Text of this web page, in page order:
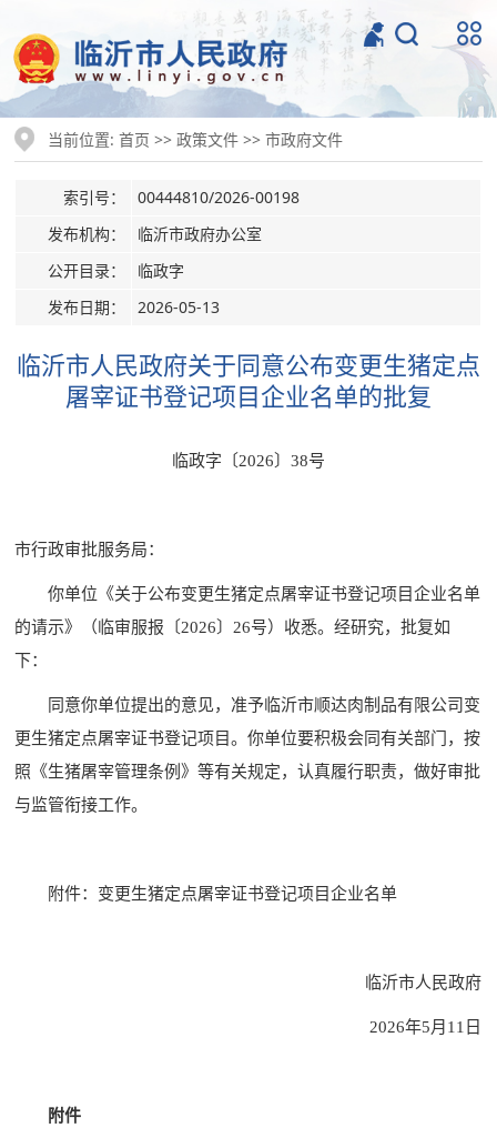
当前位置:首页 >>政策文件 >>市政府文件
索引号：
00444810/2026-00198
发布机构：
临沂市政府办公室
公开目录：
临政字
发布日期：
2026-05-13
临沂市人民政府关于同意公布变更生猪定点
屠宰证书登记项目企业名单的批复
临政字〔2026〕38号
市行政审批服务局：
你单位《关于公布变更生猪定点屠宰证书登记项目企业名单
的请示》（临审服报〔2026〕26号）收悉。经研究，批复如
下：
同意你单位提出的意见，准予临沂市顺达肉制品有限公司变
更生猪定点屠宰证书登记项目。你单位要积极会同有关部门，按
照《生猪屠宰管理条例》等有关规定，认真履行职责，做好审批
与监管衔接工作。
附件：变更生猪定点屠宰证书登记项目企业名单
临沂市人民政府
2026年5月11日
附件